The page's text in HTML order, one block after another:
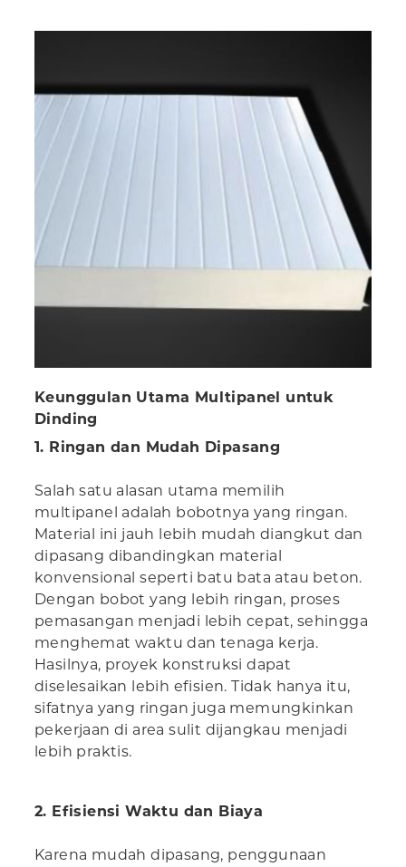
Keunggulan Utama Multipanel untuk
Dinding
1. Ringan dan Mudah Dipasang
Salah satu alasan utama memilih
multipanel adalah bobotnya yang ringan.
Material ini jauh lebih mudah diangkut dan
dipasang dibandingkan material
konvensional seperti batu bata atau beton.
Dengan bobot yang lebih ringan, proses
pemasangan menjadi lebih cepat, sehingga
menghemat waktu dan tenaga kerja.
Hasilnya, proyek konstruksi dapat
diselesaikan lebih efisien. Tidak hanya itu,
sifatnya yang ringan juga memungkinkan
pekerjaan di area sulit dijangkau menjadi
lebih praktis.
2. Efisiensi Waktu dan Biaya
Karena mudah dipasang, penggunaan